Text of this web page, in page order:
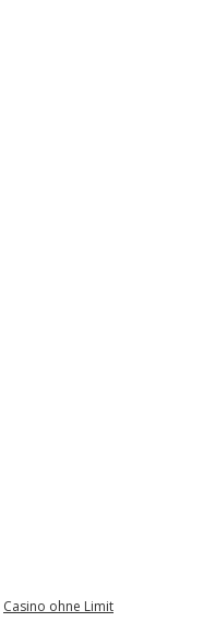
Casino ohne Limit